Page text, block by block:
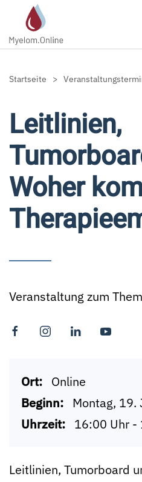
Zum Hauptinhalt springen
Startseite
Leitlinien,
Woher
Veranstaltung zum
Ort: Online
Beginn: Montag, 19.
Uhrzeit: 16:00 Uhr -
Leitlinien, Tumorboard